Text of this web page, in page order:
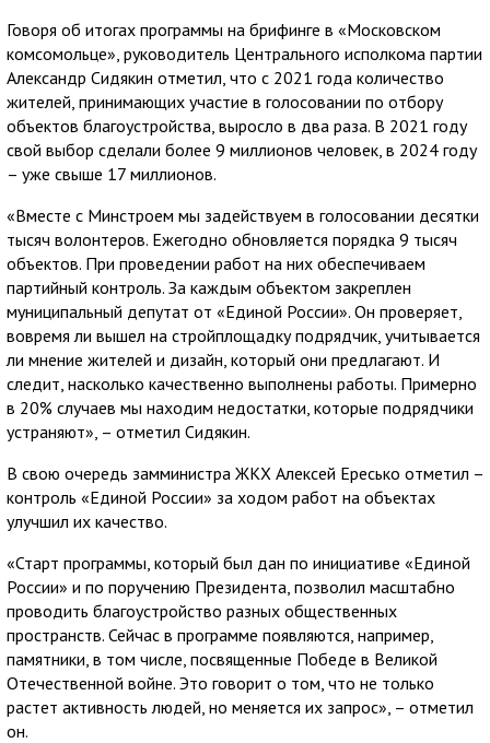
Говоря об итогах программы на брифинге в «Московском
комсомольце», руководитель Центрального исполкома партии
Александр Сидякин отметил, что с 2021 года количество
жителей, принимающих участие в голосовании по отбору
объектов благоустройства, выросло в два раза. В 2021 году
свой выбор сделали более 9 миллионов человек, в 2024 году
– уже свыше 17 миллионов.
«Вместе с Минстроем мы задействуем в голосовании десятки
тысяч волонтеров. Ежегодно обновляется порядка 9 тысяч
объектов. При проведении работ на них обеспечиваем
партийный контроль. За каждым объектом закреплен
муниципальный депутат от «Единой России». Он проверяет,
вовремя ли вышел на стройплощадку подрядчик, учитывается
ли мнение жителей и дизайн, который они предлагают. И
следит, насколько качественно выполнены работы. Примерно
в 20% случаев мы находим недостатки, которые подрядчики
устраняют», – отметил Сидякин.
В свою очередь замминистра ЖКХ Алексей Ересько отметил –
контроль «Единой России» за ходом работ на объектах
улучшил их качество.
«Старт программы, который был дан по инициативе «Единой
России» и по поручению Президента, позволил масштабно
проводить благоустройство разных общественных
пространств. Сейчас в программе появляются, например,
памятники, в том числе, посвященные Победе в Великой
Отечественной войне. Это говорит о том, что не только
растет активность людей, но меняется их запрос», – отметил
он.